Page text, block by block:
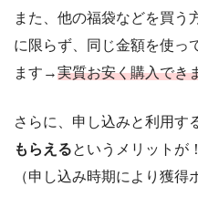
また、他の福袋などを買う
に限らず、同じ金額を使っ
ます→実質お安く購入でき
さらに、申し込みと利用す
もらえるというメリットが！
（申し込み時期により獲得